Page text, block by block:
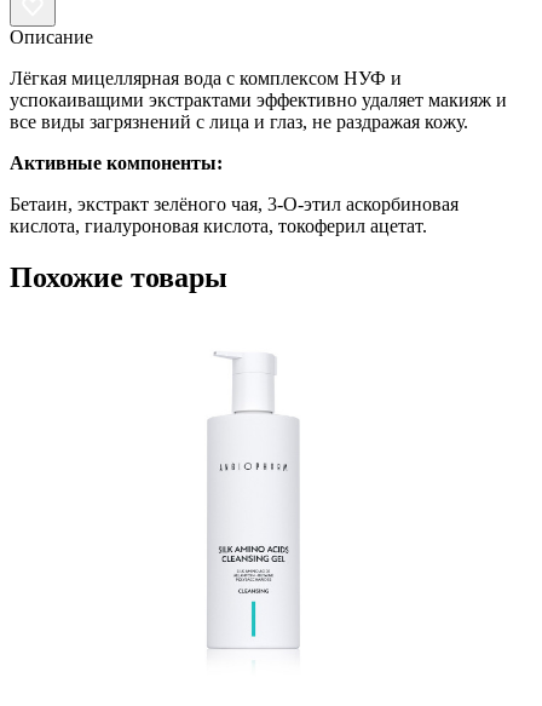
Описание
Лёгкая мицеллярная вода с комплексом НУФ и
успокаиващими экстрактами эффективно удаляет макияж и
все виды загрязнений с лица и глаз, не раздражая кожу.
Активные компоненты:
Бетаин, экстракт зелёного чая, 3-О-этил аскорбиновая
кислота, гиалуроновая кислота, токоферил ацетат.
Похожие товары